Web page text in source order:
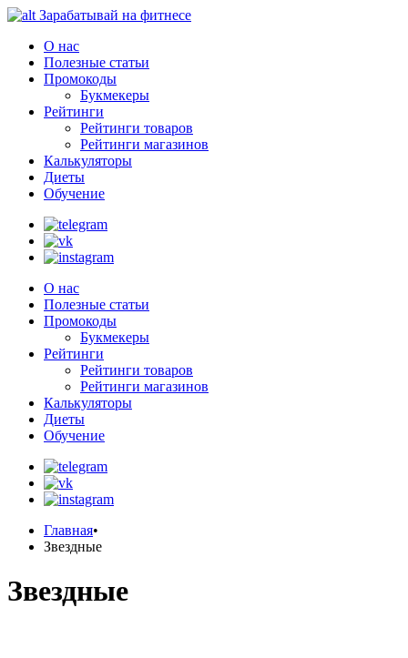
Зарабатывай на фитнесе
О нас
Полезные статьи
Промокоды
Букмекеры
Рейтинги
Рейтинги товаров
Рейтинги магазинов
Калькуляторы
Диеты
Обучение
О нас
Полезные статьи
Промокоды
Букмекеры
Рейтинги
Рейтинги товаров
Рейтинги магазинов
Калькуляторы
Диеты
Обучение
Главная•
Звездные
Звездные